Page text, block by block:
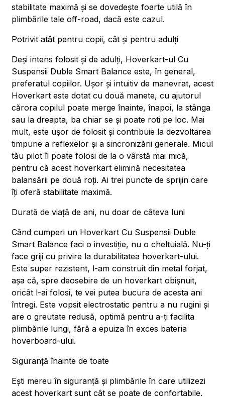
stabilitate maximă și se dovedește foarte utilă în
plimbările tale off-road, dacă este cazul.
Potrivit atât pentru copii, cât și pentru adulți
Deși intens folosit și de adulți, Hoverkart-ul Cu
Suspensii Duble Smart Balance este, în general,
preferatul copiilor. Ușor și intuitiv de manevrat, acest
Hoverkart este dotat cu două manete, cu ajutorul
cărora copilul poate merge înainte, înapoi, la stânga
sau la dreapta, ba chiar se și poate roti pe loc. Mai
mult, este ușor de folosit și contribuie la dezvoltarea
timpurie a reflexelor și a sincronizării generale. Micul
tău pilot îl poate folosi de la o vârstă mai mică,
pentru că acest hoverkart elimină necesitatea
balansării pe două roți. Ai trei puncte de sprijin care
îți oferă stabilitate maximă.
Durată de viață de ani, nu doar de câteva luni
Când cumperi un Hoverkart Cu Suspensii Duble
Smart Balance faci o investiție, nu o cheltuială. Nu-ți
face griji cu privire la durabilitatea hoverkart-ului.
Este super rezistent, l-am construit din metal forjat,
așa că, spre deosebire de un hoverkart obișnuit,
oricât l-ai folosi, te vei putea bucura de acesta ani
întregi. Este vopsit electrostatic pentru a nu rugini și
are o greutate redusă, optimă pentru a-ți facilita
plimbările lungi, fără a epuiza în exces bateria
hoverboard-ului.
Siguranță înainte de toate
Ești mereu în siguranță și plimbările în care utilizezi
acest hoverkart sunt cât se poate de confortabile.